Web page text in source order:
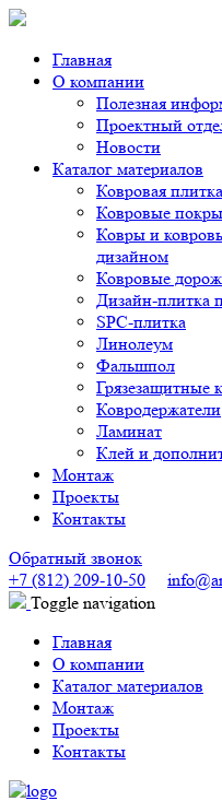
Главная
О компании
Полезная
Проектный
Новости
Каталог материалов
Ковровая плитка
Ковровые
Ковры и
дизайном
Ковровые
Дизайн-плитка
SPC-плитка
Линолеум
Фальшпол
Грязезащитные
Ковродержатели
Ламинат
Клей и
Монтаж
Проекты
Контакты
Обратный звонок
+7 (812) 209-10-50
Toggle navigation
Главная
О компании
Каталог материалов
Монтаж
Проекты
Контакты